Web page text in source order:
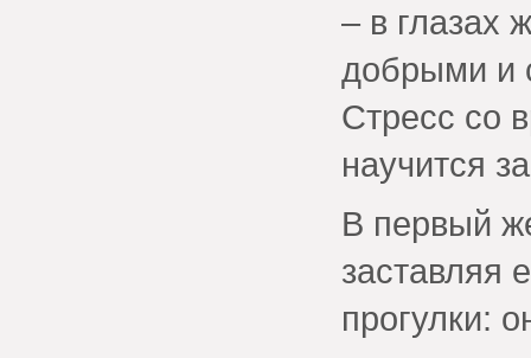
– в глазах
добрыми и
Стресс со
научится
В первый
заставляя
прогулки: